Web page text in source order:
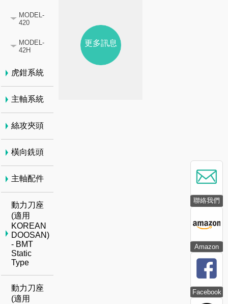
聯絡我們
Amazon
Facebook
更多訊息
MODEL-
420
MODEL-
42H
虎鉗系統
主軸系統
絲攻夾頭
橫向銑頭
主軸配件
動力刀座
(適用
KOREAN
DOOSAN)
- BMT
Static
Type
動力刀座
(適用